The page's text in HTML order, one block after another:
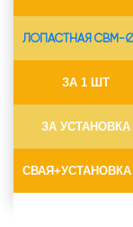
ЗА 1 ШТ
ЗА УСТАНОВКА